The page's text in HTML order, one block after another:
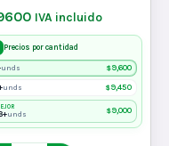
IVA incluido
Precios por cantidad
unds $9,600
unds $9,450
unds $9,000